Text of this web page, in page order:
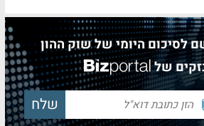
לסיכום היומי של שוק ההון
של